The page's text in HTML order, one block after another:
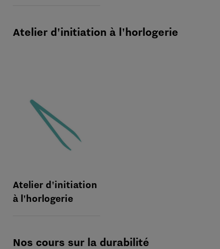
Atelier d'initiation à l'horlogerie
Atelier d'initiation
à l'horlogerie
Nos cours sur la durabilité